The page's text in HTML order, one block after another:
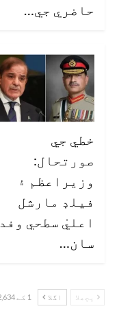
حاضري جي…
خطي جي
صورتحال:
وزيراعظم ۽
فيلڊ مارشل
اعليٰ سطحي وفد
سان…
پچھلا اگلا 1 کے 2,634